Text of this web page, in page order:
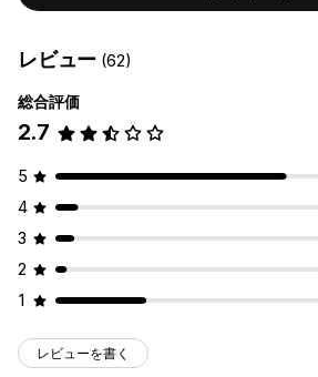
レビュー (62)
総合評価
2.7
5
4
3
2
1
レビューを書く